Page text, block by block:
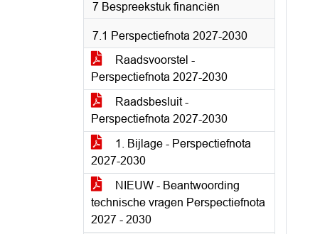
7 Bespreekstuk financiën
7.1 Perspectiefnota 2027-2030
Raadsvoorstel -
Perspectiefnota 2027-2030
Raadsbesluit -
Perspectiefnota 2027-2030
1. Bijlage - Perspectiefnota
2027-2030
NIEUW - Beantwoording
technische vragen Perspectiefnota
2027 - 2030